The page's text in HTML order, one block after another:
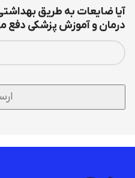
آیا ضایعات به طریق
درمان و آموزش پزشکی دفع